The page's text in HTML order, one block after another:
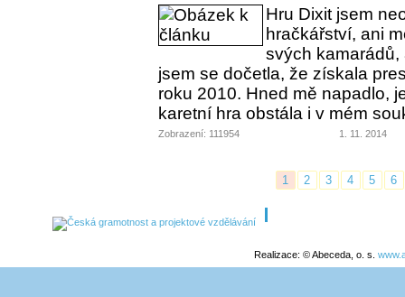
Hru Dixit jsem
hračkářství, ani
svých kamarádů,
jsem se dočetla, že získala
roku 2010. Hned mě napadlo,
karetní hra obstála i v mém
Zobrazení: 111954 1. 11. 2014
1 2 3 4 5 6
Realizace: © Abeceda, o. s.